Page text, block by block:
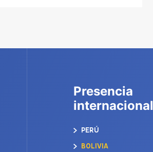
Presencia
internacional
PERÚ
BOLIVIA